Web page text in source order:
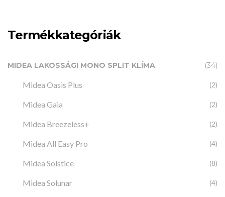
Termékkategóriák
MIDEA LAKOSSÁGI MONO SPLIT KLÍMA (34)
Midea Oasis Plus (2)
Midea Gaia (2)
Midea Breezeless+ (2)
Midea All Easy Pro (4)
Midea Solstice (8)
Midea Solunar (4)